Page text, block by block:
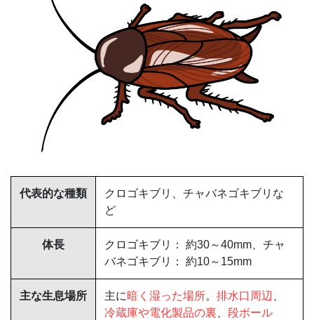
代表的な種類
クロゴキブリ、チャバネゴキブリな
ど
体長
クロゴキブリ： 約30～40mm、チャ
バネゴキブリ： 約10～15mm
主な生息場所 主に暗く湿った場所。 排水口周辺
冷蔵庫や電化製品の裏
段ボール